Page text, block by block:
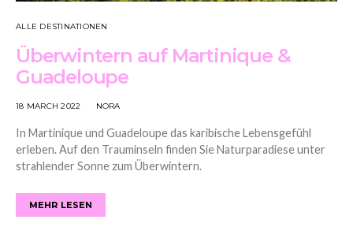
ALLE DESTINATIONEN
Überwintern auf Martinique &
Guadeloupe
18 MARCH 2022 NORA
In Martinique und Guadeloupe das karibische Lebensgefühl
erleben. Auf den Trauminseln finden Sie Naturparadiese unter
strahlender Sonne zum Überwintern.
MEHR LESEN